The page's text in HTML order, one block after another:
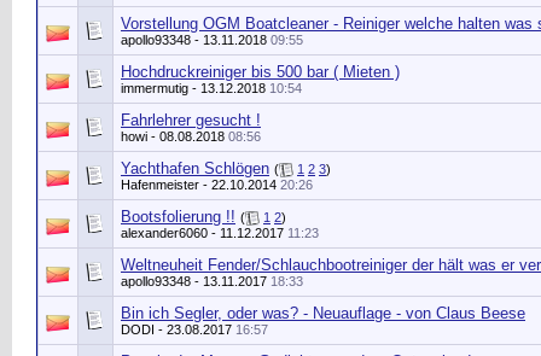
Vorstellung OGM Boatcleaner - Reiniger welche halten was
apollo93348 - 13.11.2018 09:55
Hochdruckreiniger bis 500 bar ( Mieten )
immermutig - 13.12.2018 10:54
Fahrlehrer gesucht !
howi - 08.08.2018 08:56
Yachthafen Schlögen ( 1 2 3)
Hafenmeister - 22.10.2014 20:26
Bootsfolierung !! ( 1 2)
alexander6060 - 11.12.2017 11:23
Weltneuheit Fender/Schlauchbootreiniger der hält was er
apollo93348 - 13.11.2017 18:33
Bin ich Segler, oder was? - Neuauflage - von Claus Beese
DODI - 23.08.2017 16:57